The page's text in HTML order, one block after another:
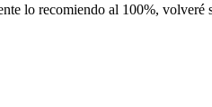
lo recomiendo al 100%, volveré